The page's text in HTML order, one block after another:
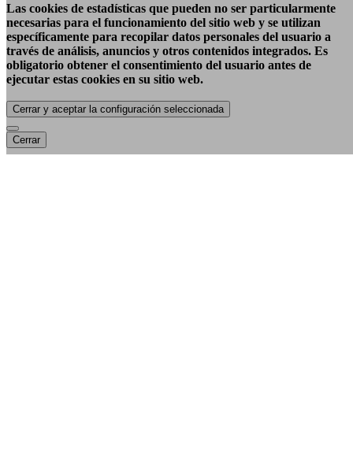
Las cookies de estadísticas que pueden no ser particularmente
necesarias para el funcionamiento del sitio web y se utilizan
específicamente para recopilar datos personales del usuario a
través de análisis, anuncios y otros contenidos integrados. Es
obligatorio obtener el consentimiento del usuario antes de
ejecutar estas cookies en su sitio web.
Cerrar y aceptar la configuración seleccionada
Cerrar